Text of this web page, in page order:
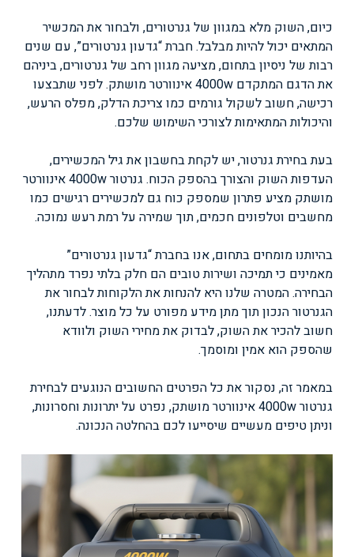
כיום, השוק מלא במגוון של גנרטורים, ולבחור את המכשיר
המתאים יכול להיות מבלבל. חברת “גדעון גנרטורים”, עם שנים
רבות של ניסיון בתחום, מציעה מגוון רחב של גנרטורים, ביניהם
את הדגם המתקדם 4000w אינוורטר מושתק. לפני שתבצעו
רכישה, חשוב לשקול גורמים כמו צריכת הדלק, מפלס הרעש,
והיכולות המתאימות לצורכי השימוש שלכם.
בעת בחירת גנרטור, יש לקחת בחשבון את גיל המכשירים,
העדפות השוק והצורך בהספק הכוח. גנרטור 4000w אינוורטר
מושתק מציע פתרון שמספק כוח גם למכשירים רגישים כמו
מחשבים וטלפונים חכמים, תוך שמירה על רמת רעש נמוכה.
בהיותנו מומחים בתחום, אנו בחברת “גדעון גנרטורים”
מאמינים כי תמיכה ושירות טובים הם חלק בלתי נפרד מתהליך
הבחירה. המטרה שלנו היא להנחות את הלקוחות לבחור את
הגנרטור הנכון תוך מתן מידע מפורט על כל מוצר. לדעתנו,
חשוב להכיר את השוק, לבדוק את מחירי השוק ולוודא
שהספק הוא אמין ומוסמך.
במאמר זה, נסקור את כל הפרטים החשובים הנוגעים לבחירת
גנרטור 4000w אינוורטר מושתק, נפרט על יתרונות וחסרונות,
וניתן טיפים מעשיים שיסייעו לכם בהחלטה הנכונה.